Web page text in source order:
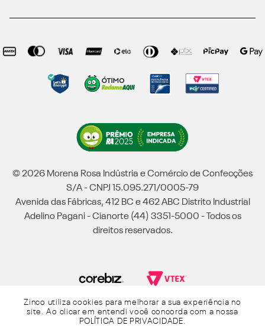
Zinco utiliza cookies para melhorar a sua experiência no
site. Ao clicar em entendi você concorda com a nossa
POLÍTICA DE PRIVACIDADE.
© 2026 Morena Rosa Indústria e Comércio de Confecções
S/A - CNPJ 15.095.271/0005-79
Avenida das Fábricas, 412 BC e 462 ABC Distrito Industrial
Adelino Pagani - Cianorte (44) 3351-5000 - Todos os
direitos reservados.
Powered by Grupo Morena Rosa: Morena Rosa, Iódice, Maria Valentina, Zinco e
Lebôh - Todos os direitos reservados.